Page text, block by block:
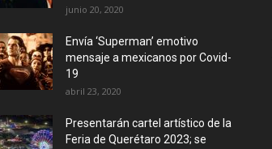
junio 20, 2020
Envía ‘Superman’ emotivo
mensaje a mexicanos por Covid-
19
abril 23, 2020
Presentarán cartel artístico de la
Feria de Querétaro 2023; se